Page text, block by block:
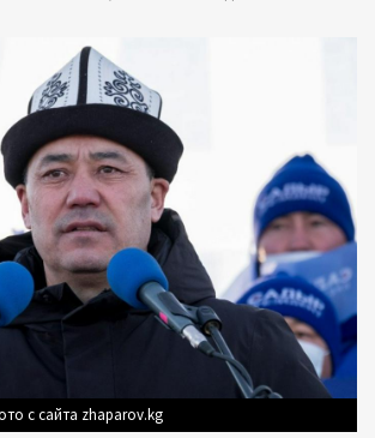
с сайта zhaparov.kg